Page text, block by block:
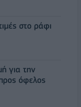
στο ράφι
για την
όφελος